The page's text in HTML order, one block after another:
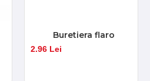
Buretiera flaro
2.96 Lei